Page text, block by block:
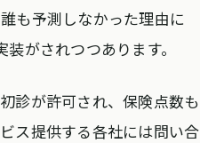
も予測しなかった理由に
がされつつあります。
診が許可され、保険点数も
ス提供する各社には問い合